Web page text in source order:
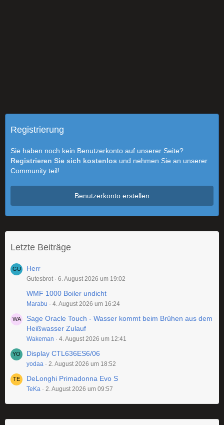
Registrierung
Sie haben noch kein Benutzerkonto auf unserer Seite?
Registrieren Sie sich kostenlos und nehmen Sie an unserer
Community teil!
Benutzerkonto erstellen
Letzte Beiträge
Herr
Gutesbrot 6. August 2026 um 19:02
WMF 1000 Boiler undicht
Marabu 4. August 2026 um 16:24
Sage Oracle Touch - Wasser kommt beim Brühen aus dem
Heißwasser Zulauf
Wakeman 4. August 2026 um 12:41
Display CTL636ES6/06
yodaa 2. August 2026 um 18:52
DeLonghi Primadonna Evo S
TeKa 2. August 2026 um 09:57